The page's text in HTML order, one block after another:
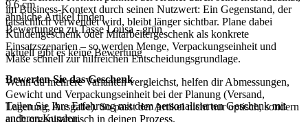
im Business-Kontext durch seinen Nutzwert: Ein Gegenstand, der
tatsächlich verwendet wird, bleibt länger sichtbar. Plane dabei
Kundengeschenk oder Mitarbeitergeschenk als konkrete
Einsatzszenarien – so werden Menge, Verpackungseinheit und
Maße schnell zur hilfreichen Entscheidungsgrundlage.
Wenn du mehrere Varianten vergleichst, helfen dir Abmessungen,
Gewicht und Verpackungseinheit bei der Planung (Versand,
Lagerung, Ausgabe). So passt der Artikel nicht nur optisch, sondern
auch organisatorisch in deinen Prozess.
9,6cm
ähnliche Artikel finden
Bewertungen zu Tasse Lousa - grün
aktuell gibt es keine Bewertung
Bewerten Sie das Geschenk
Teilen Sie Ihre Erfahrung mit dem personalisierten Geschenk mit
anderen Kunden.